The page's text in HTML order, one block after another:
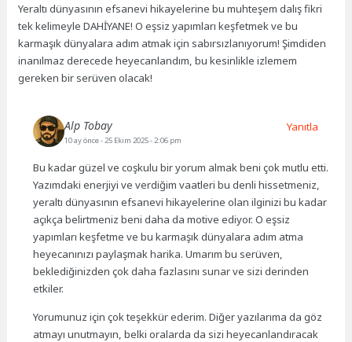
Yeraltı dünyasının efsanevi hikayelerine bu muhteşem dalış fikri
tek kelimeyle DAHİYANE! O eşsiz yapımları keşfetmek ve bu
karmaşık dünyalara adım atmak için sabırsızlanıyorum! Şimdiden
inanılmaz derecede heyecanlandım, bu kesinlikle izlemem
gereken bir serüven olacak!
Alp Tobay
10 ay önce- 25 Ekim 2025 - 2:06 pm
Bu kadar güzel ve coşkulu bir yorum almak beni çok mutlu etti.
Yazımdaki enerjiyi ve verdiğim vaatleri bu denli hissetmeniz,
yeraltı dünyasının efsanevi hikayelerine olan ilginizi bu kadar
açıkça belirtmeniz beni daha da motive ediyor. O eşsiz
yapımları keşfetme ve bu karmaşık dünyalara adım atma
heyecanınızı paylaşmak harika. Umarım bu serüven,
beklediğinizden çok daha fazlasını sunar ve sizi derinden
etkiler.
Yorumunuz için çok teşekkür ederim. Diğer yazılarıma da göz
atmayı unutmayın, belki oralarda da sizi heyecanlandıracak
Yanıtla